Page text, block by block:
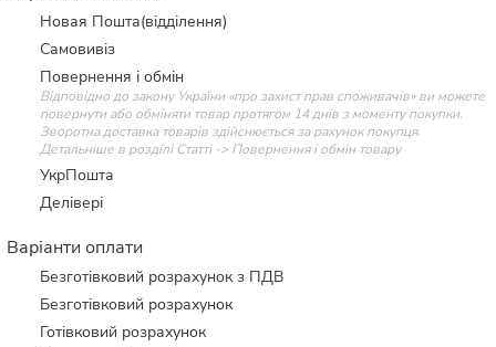
Новая Пошта(відділення)
Самовивіз
Повернення і обмін
Відповідно до закону України «про захист прав споживачів» ви можете
повернути або обміняти товар протягом 14 днів з моменту покупки.
Зворотна доставка товарів здійснюється за рахунок покупця.
Детальніше в розділі Статті -> Повернення і обмін товару
УкрПошта
Делівері
Варіанти оплати
Безготівковий розрахунок з ПДВ
Безготівковий розрахунок
Готівковий розрахунок